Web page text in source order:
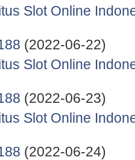
Slot Online
(2022-06-22)
Slot Online
(2022-06-23)
Slot Online
(2022-06-24)